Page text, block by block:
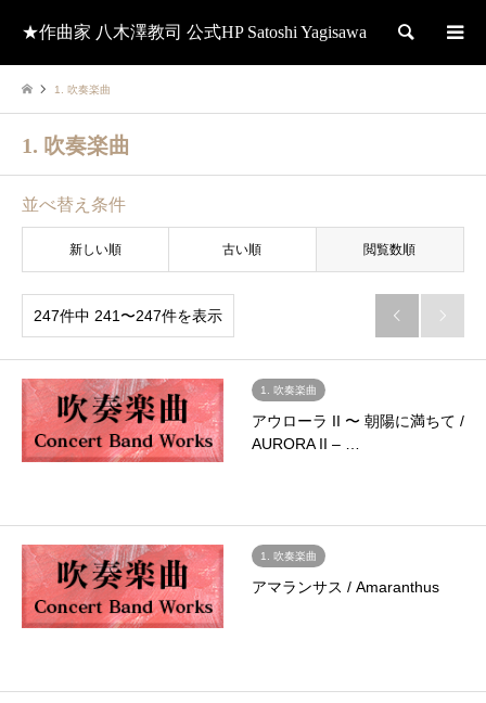
★作曲家 八木澤教司 公式HP Satoshi Yagisawa 検索
1. 吹奏楽曲
1. 吹奏楽曲
並べ替え条件
新しい順 古い順 閲覧数順
247件中 241〜247件を表示  
1. 吹奏楽曲
アウローラ II 〜 朝陽に満ちて /
AURORA II – …
1. 吹奏楽曲
アマランサス / Amaranthus